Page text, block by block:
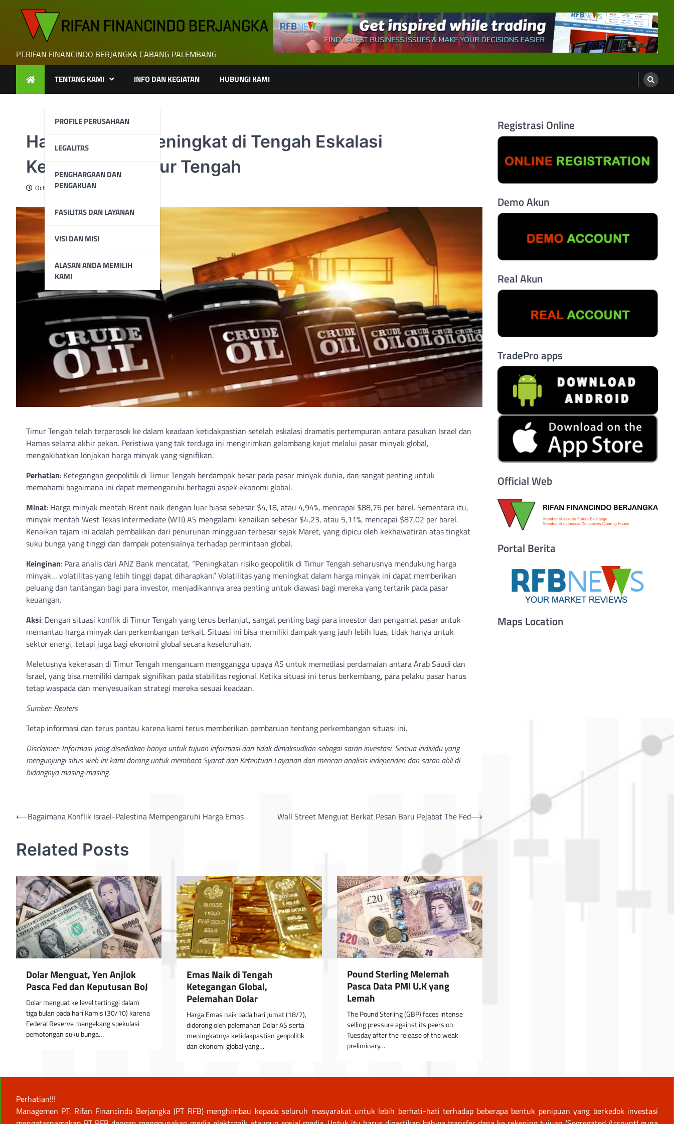
PT.RIFAN FINANCINDO BERJANGKA CABANG PALEMBANG
TENTANG KAMI
PROFILE PERUSAHAAN
LEGALITAS
PENGHARGAAN DAN
PENGAKUAN
FASILITAS DAN LAYANAN
VISI DAN MISI
ALASAN ANDA MEMILIH
KAMI
INFO DAN KEGIATAN HUBUNGI KAMI
Harga Minyak Meningkat di Tengah Eskalasi
Ketegangan Timur Tengah
October 9, 2023
Timur Tengah telah terperosok ke dalam keadaan ketidakpastian setelah eskalasi dramatis pertempuran antara pasukan Israel dan
Hamas selama akhir pekan. Peristiwa yang tak terduga ini mengirimkan gelombang kejut melalui pasar minyak global,
mengakibatkan lonjakan harga minyak yang signifikan.
Perhatian: Ketegangan geopolitik di Timur Tengah berdampak besar pada pasar minyak dunia, dan sangat penting untuk
memahami bagaimana ini dapat memengaruhi berbagai aspek ekonomi global.
Minat: Harga minyak mentah Brent naik dengan luar biasa sebesar $4,18, atau 4,94%, mencapai $88,76 per barel. Sementara itu,
minyak mentah West Texas Intermediate (WTI) AS mengalami kenaikan sebesar $4,23, atau 5,11%, mencapai $87,02 per barel.
Kenaikan tajam ini adalah pembalikan dari penurunan mingguan terbesar sejak Maret, yang dipicu oleh kekhawatiran atas tingkat
suku bunga yang tinggi dan dampak potensialnya terhadap permintaan global.
Keinginan: Para analis dari ANZ Bank mencatat, “Peningkatan risiko geopolitik di Timur Tengah seharusnya mendukung harga
minyak… volatilitas yang lebih tinggi dapat diharapkan.” Volatilitas yang meningkat dalam harga minyak ini dapat memberikan
peluang dan tantangan bagi para investor, menjadikannya area penting untuk diawasi bagi mereka yang tertarik pada pasar
keuangan.
Aksi: Dengan situasi konflik di Timur Tengah yang terus berlanjut, sangat penting bagi para investor dan pengamat pasar untuk
memantau harga minyak dan perkembangan terkait. Situasi ini bisa memiliki dampak yang jauh lebih luas, tidak hanya untuk
sektor energi, tetapi juga bagi ekonomi global secara keseluruhan.
Meletusnya kekerasan di Timur Tengah mengancam mengganggu upaya AS untuk memediasi perdamaian antara Arab Saudi dan
Israel, yang bisa memiliki dampak signifikan pada stabilitas regional. Ketika situasi ini terus berkembang, para pelaku pasar harus
tetap waspada dan menyesuaikan strategi mereka sesuai keadaan.
Sumber: Reuters
Tetap informasi dan terus pantau karena kami terus memberikan pembaruan tentang perkembangan situasi ini.
Disclaimer: Informasi yang disediakan hanya untuk tujuan informasi dan tidak dimaksudkan sebagai saran investasi. Semua individu yang
mengunjungi situs web ini kami dorong untuk membaca Syarat dan Ketentuan Layanan dan mencari analisis independen dan saran ahli di
bidangnya masing-masing.
Post
⟵Bagaimana Konflik Israel-Palestina Mempengaruhi Harga Emas Wall Street Menguat Berkat Pesan Baru Pejabat The Fed⟶
Related Posts
Dolar Menguat, Yen Anjlok
Pasca Fed dan Keputusan BoJ
Dolar menguat ke level tertinggi dalam
tiga bulan pada hari Kamis (30/10) karena
Federal Reserve mengekang spekulasi
pemotongan suku bunga…
Emas Naik di Tengah
Ketegangan Global,
Pelemahan Dolar
Harga Emas naik pada hari Jumat (18/7),
didorong oleh pelemahan Dolar AS serta
meningkatnya ketidakpastian geopolitik
dan ekonomi global yang…
Pound Sterling Melemah
Pasca Data PMI U.K yang
Lemah
The Pound Sterling (GBP) faces intense
selling pressure against its peers on
Tuesday after the release of the weak
preliminary…
Registrasi Online
Demo Akun
Real Akun
TradePro apps
Official Web
Portal Berita
Maps Location
Perhatian!!!
Managemen PT. Rifan Financindo Berjangka (PT RFB) menghimbau kepada seluruh masyarakat untuk lebih berhati-hati terhadap beberapa bentuk penipuan yang berkedok investasi